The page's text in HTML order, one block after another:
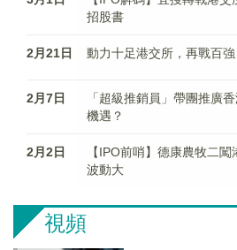
招股書
2月21日 動力十足港交所，再戰百強
2月7日
「超級推銷員」帶團推廣
機遇？
2月2日
【IPO前哨】德康農牧二
波動大
視頻